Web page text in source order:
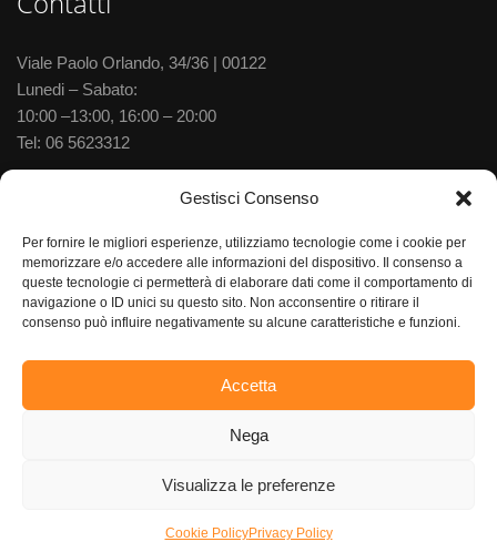
Gestisci Consenso
Per fornire le migliori esperienze, utilizziamo tecnologie come i cookie per
memorizzare e/o accedere alle informazioni del dispositivo. Il consenso a
queste tecnologie ci permetterà di elaborare dati come il comportamento di
navigazione o ID unici su questo sito. Non acconsentire o ritirare il
consenso può influire negativamente su alcune caratteristiche e funzioni.
Accetta
Nega
Visualizza le preferenze
Cookie PolicyPrivacy Policy
Viale Paolo Orlando, 34/36 | 00122
Lunedi – Sabato:
10:00 –13:00, 16:00 – 20:00
Tel: 06 5623312
Via delle Baleniere, 52 | 00122
10:00 –13:30, 15:30–20:00
Tel:06 5673702
Gioielleria Aurum S.R.L, Via delle Gondole 52 – 00121 Ostia
Lido (RM) – P.iva 03961241001 |Privacy Policy